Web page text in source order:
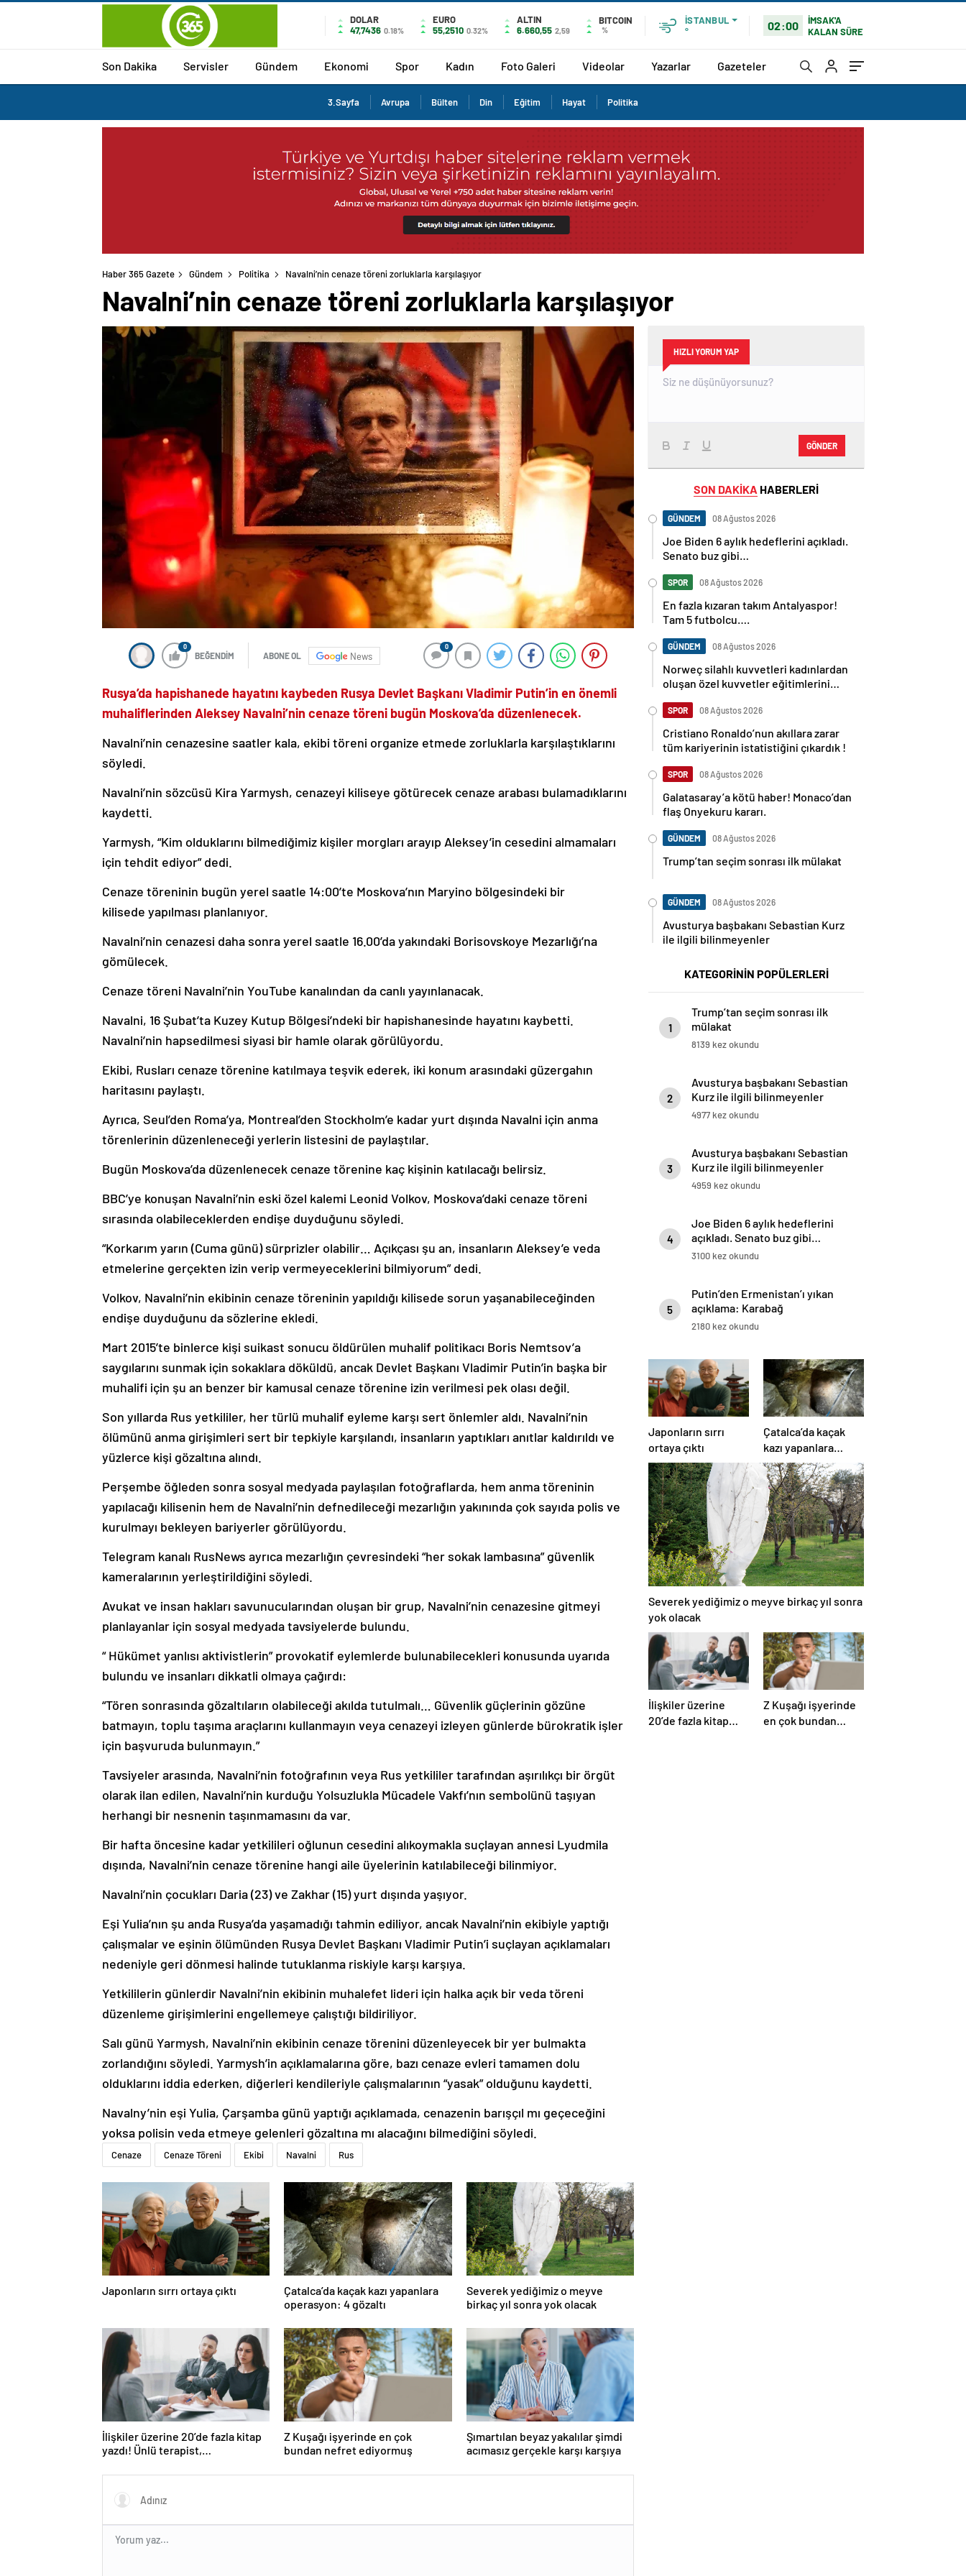
DOLAR
47,7436 0.18%
EURO
55,2510 0.32%
ALTIN
6.660,55 2,59
BITCOIN
%
İSTANBUL
°
02:00
İMSAK'A
KALAN SÜRE
Son Dakika Servisler Gündem Ekonomi Spor Kadın Foto Galeri Videolar Yazarlar Gazeteler
3.Sayfa Avrupa Bülten Din Eğitim Hayat Politika
Haber 365 Gazete Gündem Politika Navalni’nin cenaze töreni zorluklarla karşılaşıyor
Navalni’nin cenaze töreni zorluklarla karşılaşıyor
0
BEĞENDİM ABONE OL News
0
Rusya’da hapishanede hayatını kaybeden Rusya Devlet Başkanı Vladimir Putin’in en önemli
muhaliflerinden Aleksey Navalni’nin cenaze töreni bugün Moskova’da düzenlenecek.
Navalni’nin cenazesine saatler kala, ekibi töreni organize etmede zorluklarla karşılaştıklarını
söyledi.
Navalni’nin sözcüsü Kira Yarmysh, cenazeyi kiliseye götürecek cenaze arabası bulamadıklarını
kaydetti.
Yarmysh, “Kim olduklarını bilmediğimiz kişiler morgları arayıp Aleksey’in cesedini almamaları
için tehdit ediyor” dedi.
Cenaze töreninin bugün yerel saatle 14:00’te Moskova’nın Maryino bölgesindeki bir
kilisede yapılması planlanıyor.
Navalni’nin cenazesi daha sonra yerel saatle 16.00’da yakındaki Borisovskoye Mezarlığı’na
gömülecek.
Cenaze töreni Navalni’nin YouTube kanalından da canlı yayınlanacak.
Navalni, 16 Şubat’ta Kuzey Kutup Bölgesi’ndeki bir hapishanesinde hayatını kaybetti.
Navalni’nin hapsedilmesi siyasi bir hamle olarak görülüyordu.
Ekibi, Rusları cenaze törenine katılmaya teşvik ederek, iki konum arasındaki güzergahın
haritasını paylaştı.
Ayrıca, Seul’den Roma’ya, Montreal’den Stockholm’e kadar yurt dışında Navalni için anma
törenlerinin düzenleneceği yerlerin listesini de paylaştılar.
Bugün Moskova’da düzenlenecek cenaze törenine kaç kişinin katılacağı belirsiz.
BBC’ye konuşan Navalni’nin eski özel kalemi Leonid Volkov, Moskova’daki cenaze töreni
sırasında olabileceklerden endişe duyduğunu söyledi.
“Korkarım yarın (Cuma günü) sürprizler olabilir… Açıkçası şu an, insanların Aleksey’e veda
etmelerine gerçekten izin verip vermeyeceklerini bilmiyorum” dedi.
Volkov, Navalni’nin ekibinin cenaze töreninin yapıldığı kilisede sorun yaşanabileceğinden
endişe duyduğunu da sözlerine ekledi.
Mart 2015’te binlerce kişi suikast sonucu öldürülen muhalif politikacı Boris Nemtsov’a
saygılarını sunmak için sokaklara döküldü, ancak Devlet Başkanı Vladimir Putin’in başka bir
muhalifi için şu an benzer bir kamusal cenaze törenine izin verilmesi pek olası değil.
Son yıllarda Rus yetkililer, her türlü muhalif eyleme karşı sert önlemler aldı. Navalni’nin
ölümünü anma girişimleri sert bir tepkiyle karşılandı, insanların yaptıkları anıtlar kaldırıldı ve
yüzlerce kişi gözaltına alındı.
Perşembe öğleden sonra sosyal medyada paylaşılan fotoğraflarda, hem anma töreninin
yapılacağı kilisenin hem de Navalni’nin defnedileceği mezarlığın yakınında çok sayıda polis ve
kurulmayı bekleyen bariyerler görülüyordu.
Telegram kanalı RusNews ayrıca mezarlığın çevresindeki “her sokak lambasına” güvenlik
kameralarının yerleştirildiğini söyledi.
Avukat ve insan hakları savunucularından oluşan bir grup, Navalni’nin cenazesine gitmeyi
planlayanlar için sosyal medyada tavsiyelerde bulundu.
“ Hükümet yanlısı aktivistlerin” provokatif eylemlerde bulunabilecekleri konusunda uyarıda
bulundu ve insanları dikkatli olmaya çağırdı:
“Tören sonrasında gözaltıların olabileceği akılda tutulmalı… Güvenlik güçlerinin gözüne
batmayın, toplu taşıma araçlarını kullanmayın veya cenazeyi izleyen günlerde bürokratik işler
için başvuruda bulunmayın.”
Tavsiyeler arasında, Navalni’nin fotoğrafının veya Rus yetkililer tarafından aşırılıkçı bir örgüt
olarak ilan edilen, Navalni’nin kurduğu Yolsuzlukla Mücadele Vakfı’nın sembolünü taşıyan
herhangi bir nesnenin taşınmamasını da var.
Bir hafta öncesine kadar yetkilileri oğlunun cesedini alıkoymakla suçlayan annesi Lyudmila
dışında, Navalni’nin cenaze törenine hangi aile üyelerinin katılabileceği bilinmiyor.
Navalni’nin çocukları Daria (23) ve Zakhar (15) yurt dışında yaşıyor.
Eşi Yulia’nın şu anda Rusya’da yaşamadığı tahmin ediliyor, ancak Navalni’nin ekibiyle yaptığı
çalışmalar ve eşinin ölümünden Rusya Devlet Başkanı Vladimir Putin’i suçlayan açıklamaları
nedeniyle geri dönmesi halinde tutuklanma riskiyle karşı karşıya.
Yetkililerin günlerdir Navalni’nin ekibinin muhalefet lideri için halka açık bir veda töreni
düzenleme girişimlerini engellemeye çalıştığı bildiriliyor.
Salı günü Yarmysh, Navalni’nin ekibinin cenaze törenini düzenleyecek bir yer bulmakta
zorlandığını söyledi. Yarmysh’in açıklamalarına göre, bazı cenaze evleri tamamen dolu
olduklarını iddia ederken, diğerleri kendileriyle çalışmalarının “yasak” olduğunu kaydetti.
Navalny’nin eşi Yulia, Çarşamba günü yaptığı açıklamada, cenazenin barışçıl mı geçeceğini
yoksa polisin veda etmeye gelenleri gözaltına mı alacağını bilmediğini söyledi.
Cenaze Cenaze Töreni Ekibi Navalni Rus
Japonların sırrı ortaya çıktı
Çatalca’da kaçak kazı yapanlara
operasyon: 4 gözaltı
Severek yediğimiz o meyve
birkaç yıl sonra yok olacak
İlişkiler üzerine 20’de fazla kitap
yazdı! Ünlü terapist,
açıklıyor
Z Kuşağı işyerinde en çok
bundan nefret ediyormuş
Şımartılan beyaz yakalılar şimdi
acımasız gerçekle karşı karşıya
HIZLI YORUM YAP
GÖNDER
SON DAKİKA HABERLERİ
GÜNDEM 08 Ağustos 2026
Joe Biden 6 aylık hedeflerini açıkladı.
Senato buz gibi…
SPOR 08 Ağustos 2026
En fazla kızaran takım Antalyaspor!
Tam 5 futbolcu….
GÜNDEM 08 Ağustos 2026
Norweç silahlı kuvvetleri kadınlardan
oluşan özel kuvvetler eğitimlerini
SPOR 08 Ağustos 2026
Cristiano Ronaldo’nun akıllara zarar
tüm kariyerinin istatistiğini çıkardık !
SPOR 08 Ağustos 2026
Galatasaray’a kötü haber! Monaco’dan
flaş Onyekuru kararı.
GÜNDEM 08 Ağustos 2026
Trump’tan seçim sonrası ilk mülakat
GÜNDEM 08 Ağustos 2026
Avusturya başbakanı Sebastian Kurz
ile ilgili bilinmeyenler
KATEGORİNİN POPÜLERLERİ
1
Trump’tan seçim sonrası ilk
mülakat
8139 kez okundu
2
Avusturya başbakanı Sebastian
Kurz ile ilgili bilinmeyenler
4977 kez okundu
3
Avusturya başbakanı Sebastian
Kurz ile ilgili bilinmeyenler
4959 kez okundu
4
Joe Biden 6 aylık hedeflerini
açıkladı. Senato buz gibi…
3100 kez okundu
5
Putin’den Ermenistan’ı yıkan
açıklama: Karabağ
Azerbaycan’ın ayrılmaz bir
2180 kez okundu
Japonların sırrı
ortaya çıktı
Çatalca’da kaçak
kazı yapanlara
operasyon: 4
gözaltı
Severek yediğimiz o meyve birkaç yıl sonra
yok olacak
İlişkiler üzerine
20’de fazla kitap
Z Kuşağı işyerinde
en çok bundan